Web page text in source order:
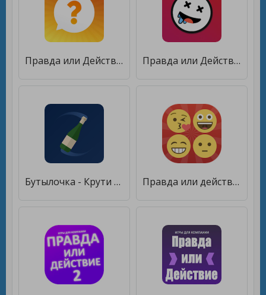
Правда или Действие Правда или Действие ⁉️ [Premium]
Бутылочка - Крути Бутылочку - Правда или Действие [Бесплатные покупки] Правда или действие 2 [Мод меню]